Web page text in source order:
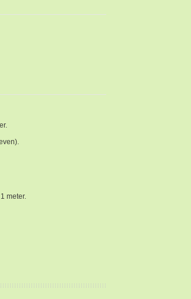
meter.